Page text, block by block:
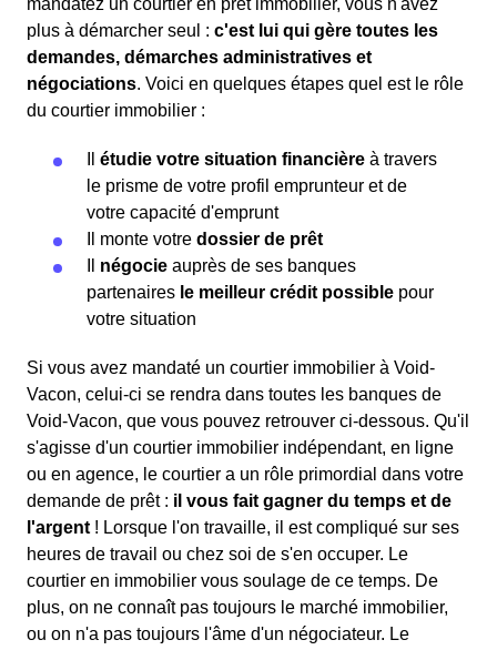
mandatez un courtier en prêt immobilier, vous n'avez
plus à démarcher seul : c'est lui qui gère toutes les
demandes, démarches administratives et
négociations. Voici en quelques étapes quel est le rôle
du courtier immobilier :
étudie votre situation financière à travers
le prisme de votre profil emprunteur et de
votre capacité d'emprunt
Il monte votre dossier de prêt
négocie auprès de ses banques
partenaires le meilleur crédit possible pour
votre situation
Si vous avez mandaté un courtier immobilier à Void-
Vacon, celui-ci se rendra dans toutes les banques de
Void-Vacon, que vous pouvez retrouver ci-dessous. Qu'il
s'agisse d'un courtier immobilier indépendant, en ligne
ou en agence, le courtier a un rôle primordial dans votre
demande de prêt : il vous fait gagner du temps et de
l'argent ! Lorsque l'on travaille, il est compliqué sur ses
heures de travail ou chez soi de s'en occuper. Le
courtier en immobilier vous soulage de ce temps. De
plus, on ne connaît pas toujours le marché immobilier,
ou on n'a pas toujours l'âme d'un négociateur. Le